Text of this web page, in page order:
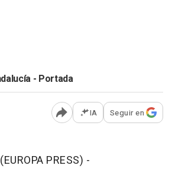
- Portada
Abrir opciones para
IA Seguir en
PRESS) -